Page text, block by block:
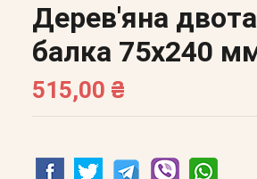
Дерев'яна
балка 75х240
515,00 ₴